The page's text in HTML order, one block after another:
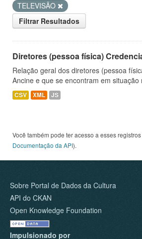
TELEVISÃO
Filtrar Resultados
Diretores (pessoa física)
Relação geral dos diretores (pessoa
Ancine e que se encontram em situação
CSV XML JS
Você também pode ter acesso a esses
Documentação da API).
Sobre Portal de Dados da Cultura
API do CKAN
Open Knowledge Foundation
Impulsionado por